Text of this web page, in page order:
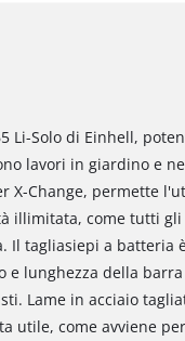
Li-Solo di Einhell,
lavori in giardino e
X-Change, permette
illimitata, come tutti
Il tagliasiepi a batteria
e lunghezza della
Lame in acciaio
utile, come avviene